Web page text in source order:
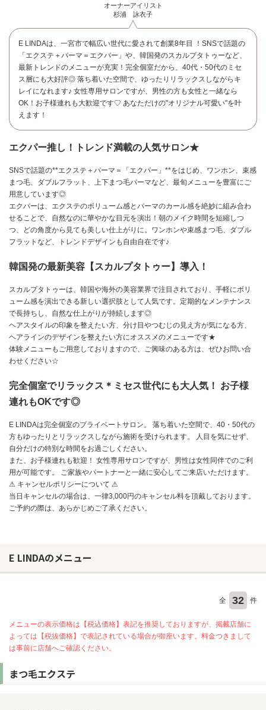
お問い合わせ
オーナーアイリスト
杉浦 詠衣子
E LINDAは、一宮市で幅広い世代に愛されて創業8年目 ！SNSで話題の
「エクステ＋パーマ＝エクパー」や、韓国発のスカルプタトゥーなど、
最新トレンドのメニューが充実！完全個室だから、40代・50代のミセ
ス層にも大好評◎ 落ち着いた空間で、ゆったりリラックスしながらキ
レイになれます♪ 女性専用サロンですが、男性の方も女性と一緒なら
OK！お子様連れも大歓迎です♡ あなただけの"オリジナル可愛い"を叶
えます！
エクパー推し！トレンド満載の人気サロン★
SNSで話題の**エクステ＋パーマ＝「エクパー」**をはじめ、ワンホン、束感
まつ毛、ダブルフラット、上下まつ毛パーマなど、最旬メニューを豊富にご
用意しています◎
エクパーは、エクステのボリューム感とパーマのカール感を絶妙に組み合わ
せることで、自然なのに華やかな目元を演出！朝のメイク時間を短縮しつ
つ、どの角度から見ても美しい仕上がりに。ワンホンや束感まつ毛、ダブル
フラットなど、トレンドデザインも自由自在です♪
韓国発の最新美容【スカルプタトゥー】導入！
スカルプタトゥーは、韓国や海外の美容業界で注目されており、手軽にボリ
ューム感を演出できる新しい選択肢として人気です。定期的なメンテナンス
で長持ちし、自然な仕上がりが持続します◎
ヘアスタイルの印象を整えたい方、分け目やつむじの見え方が気になる方、
ヘアラインのデザインを整えたい方にオススメのメニューです★
体験メニューもご用意しておりますので、ご興味のある方は、ぜひお問い合
わせください☆
完全個室でリラックス＊ミセス世代にも大人気！ お子様
連れもOKです◎
E LINDAは完全個室のプライベートサロン。 落ち着いた空間で、40・50代の
方もゆったりとリラックスしながら施術を受けられます。 人目を気にせず、
自分だけの特別な時間をお過ごしください。
また、お子様連れも歓迎！ 女性専用サロンですが、男性は女性同伴でのご利
用が可能です。 ご家族やパートナーと一緒に安心してご来店いただけます。
⚠ キャンセルポリシーについて ⚠
当日キャンセルの場合は、一律3,000円のキャンセル料を頂戴しております。
ご予約の際は、あらかじめご了承ください。
E LINDAのメニュー
全 32 件
メニューの表示価格は【税込価格】表記を推奨しておりますが、掲載店舗に
よっては【税抜価格】で表記されている場合が御座います。料金つきまして
は事前に店舗へご確認ください。
まつ毛エクステ